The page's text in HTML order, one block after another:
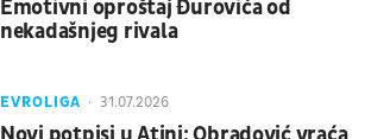
Emotivni oproštaj Đurovića od
nekadašnjeg rivala
EVROLIGA 31.07.2026